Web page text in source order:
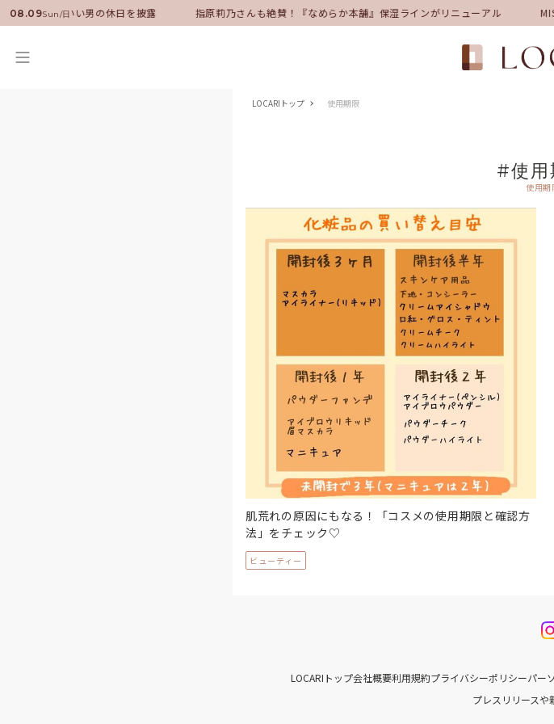
08.09Sun/日
ーに就任！いい男の休日を披露 指原莉乃さんも絶賛！『なめらか本舗』保湿ラインがリニューアル
LOCARIトップ 使用期限
#使用
使用期
肌荒れの原因にもなる！「コスメの使用期限と確認方
法」をチェック♡
ビューティー
LOCARIトップ会社概要利用規約プライバシーポリシーパー
プレスリリースや